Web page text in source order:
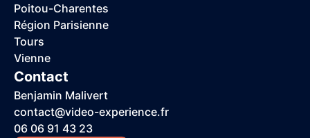
Poitou-Charentes
Région Parisienne
Tours
Vienne
Contact
Benjamin Malivert
contact@video-experience.fr
06 06 91 43 23